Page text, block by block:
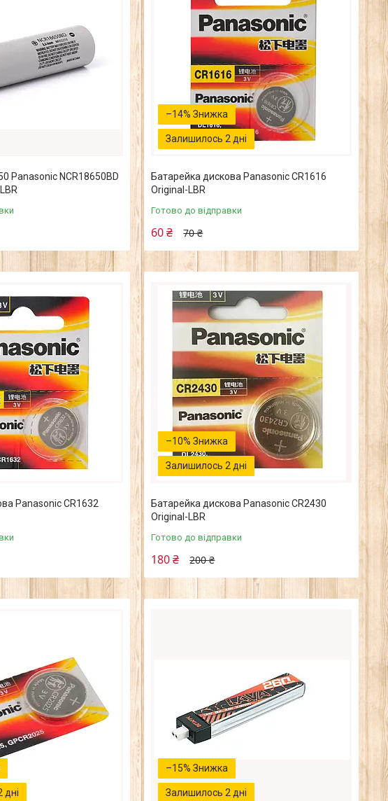
Panasonic NCR18650BD
–14%
Залишилось 2 дні
Батарейка дискова Panasonic CR1616
Original-LВR
Готово до відправки
70 ₴
60 ₴
Panasonic CR1632
–10%
Залишилось 2 дні
Батарейка дискова Panasonic CR2430
Original-LВR
Готово до відправки
200 ₴
180 ₴
дні
–15%
Залишилось 2 дні